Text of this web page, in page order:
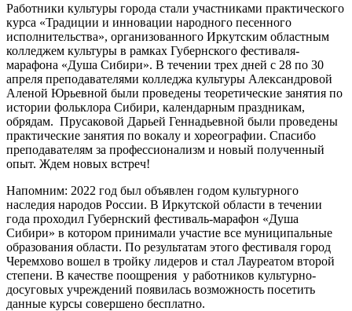
Работники культуры города стали участниками практического
курса «Традиции и инновации народного песенного
исполнительства», организованного Иркутским областным
колледжем культуры в рамках Губернского фестиваля-
марафона «Душа Сибири». В течении трех дней с 28 по 30
апреля преподавателями колледжа культуры Александровой
Аленой Юрьевной были проведены теоретические занятия по
истории фольклора Сибири, календарным праздникам,
обрядам. Прусаковой Дарьей Геннадьевной были проведены
практические занятия по вокалу и хореографии. Спасибо
преподавателям за профессионализм и новый полученный
опыт. Ждем новых встреч!
Напомним: 2022 год был объявлен годом культурного
наследия народов России. В Иркутской области в течении
года проходил Губернский фестиваль-марафон «Душа
Сибири» в котором принимали участие все муниципальные
образования области. По результатам этого фестиваля город
Черемхово вошел в тройку лидеров и стал Лауреатом второй
степени. В качестве поощрения у работников культурно-
досуговых учреждений появилась возможность посетить
данные курсы совершено бесплатно.